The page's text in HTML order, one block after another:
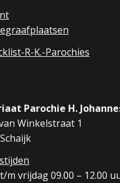
R-K.-Parochies
Parochie H.
Winkelstraat 1
m vrijdag 09.00 – 12.00